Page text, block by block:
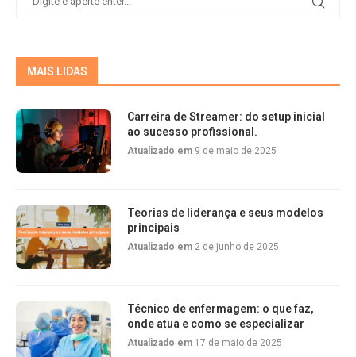
MAIS LIDAS
Carreira de Streamer: do setup inicial
ao sucesso profissional.
Atualizado em 9 de maio de 2025
Teorias de liderança e seus modelos
principais
Atualizado em 2 de junho de 2025
Técnico de enfermagem: o que faz,
onde atua e como se especializar
Atualizado em 17 de maio de 2025